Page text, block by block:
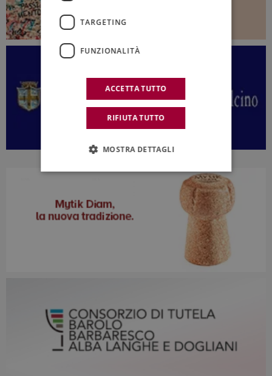
TARGETING
FUNZIONALITÀ
ACCETTA TUTTO
RIFIUTA TUTTO
MOSTRA DETTAGLI